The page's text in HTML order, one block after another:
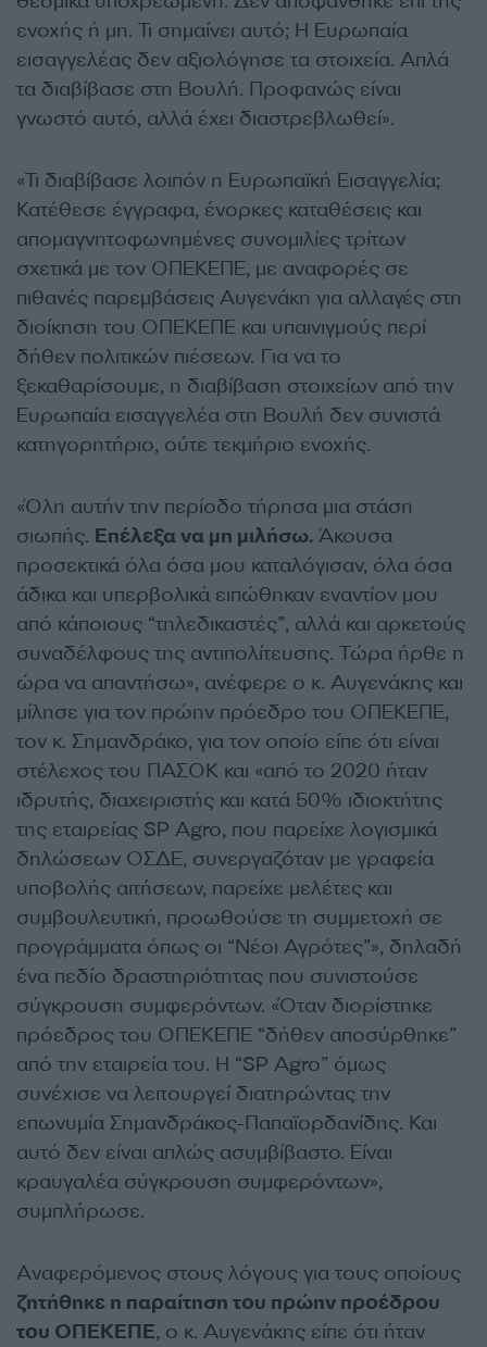
ενοχής ή μη. Τι σημαίνει αυτό; Η Ευρωπαία
εισαγγελέας δεν αξιολόγησε τα στοιχεία. Απλά
τα διαβίβασε στη Βουλή. Προφανώς είναι
γνωστό αυτό, αλλά έχει διαστρεβλωθεί».
«Τι διαβίβασε λοιπόν η Ευρωπαϊκή Εισαγγελία;
Κατέθεσε έγγραφα, ένορκες καταθέσεις και
απομαγνητοφωνημένες συνομιλίες τρίτων
σχετικά με τον ΟΠΕΚΕΠΕ, με αναφορές σε
πιθανές παρεμβάσεις Αυγενάκη για αλλαγές στη
διοίκηση του ΟΠΕΚΕΠΕ και υπαινιγμούς περί
δήθεν πολιτικών πιέσεων. Για να το
ξεκαθαρίσουμε, η διαβίβαση στοιχείων από την
Ευρωπαία εισαγγελέα στη Βουλή δεν συνιστά
κατηγορητήριο, ούτε τεκμήριο ενοχής.
«Όλη αυτήν την περίοδο τήρησα μια στάση
σιωπής. Επέλεξα να μη μιλήσω. Άκουσα
προσεκτικά όλα όσα μου καταλόγισαν, όλα όσα
άδικα και υπερβολικά ειπώθηκαν εναντίον μου
από κάποιους “τηλεδικαστές”, αλλά και αρκετούς
συναδέλφους της αντιπολίτευσης. Τώρα ήρθε η
ώρα να απαντήσω», ανέφερε ο κ. Αυγενάκης και
μίλησε για τον πρώην πρόεδρο του ΟΠΕΚΕΠΕ,
τον κ. Σημανδράκο, για τον οποίο είπε ότι είναι
στέλεχος του ΠΑΣΟΚ και «από το 2020 ήταν
ιδρυτής, διαχειριστής και κατά 50% ιδιοκτήτης
της εταιρείας SP Agro, που παρείχε λογισμικά
δηλώσεων ΟΣΔΕ, συνεργαζόταν με γραφεία
υποβολής αιτήσεων, παρείχε μελέτες και
συμβουλευτική, προωθούσε τη συμμετοχή σε
προγράμματα όπως οι “Νέοι Αγρότες”», δηλαδή
ένα πεδίο δραστηριότητας που συνιστούσε
σύγκρουση συμφερόντων. «Όταν διορίστηκε
πρόεδρος του ΟΠΕΚΕΠΕ “δήθεν αποσύρθηκε”
από την εταιρεία του. Η “SP Agro” όμως
συνέχισε να λειτουργεί διατηρώντας την
επωνυμία Σημανδράκος-Παπαϊορδανίδης. Και
αυτό δεν είναι απλώς ασυμβίβαστο. Είναι
κραυγαλέα σύγκρουση συμφερόντων»,
συμπλήρωσε.
Αναφερόμενος στους λόγους για τους οποίους
ζητήθηκε η παραίτηση του πρώην προέδρου
του ΟΠΕΚΕΠΕ, ο κ. Αυγενάκης είπε ότι ήταν